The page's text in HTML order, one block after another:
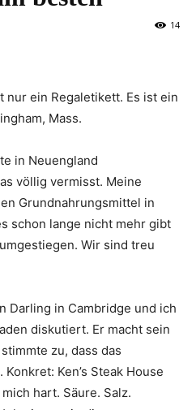
14
nur ein Regaletikett. Es ist ein
Mass.
in Neuengland
völlig vermisst. Meine
Grundnahrungsmittel in
schon lange nicht mehr gibt
Wir sind treu
Darling in Cambridge und ich
diskutiert. Er macht sein
zu, dass das
Ken’s Steak House
hart. Säure. Salz.